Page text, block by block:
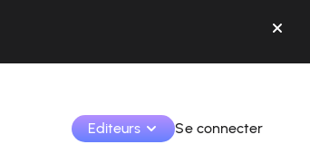
Editeurs Se connecter